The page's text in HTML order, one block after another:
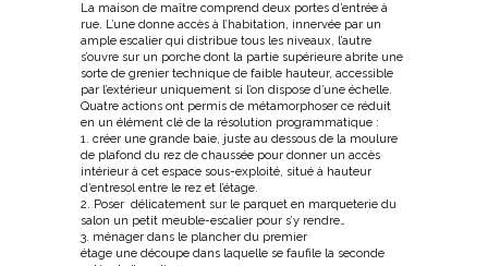
La maison de maître comprend deux portes d’entrée à
rue. L’une donne accès à l’habitation, innervée par un
ample escalier qui distribue tous les niveaux, l’autre
s’ouvre sur un porche dont la partie supérieure abrite une
sorte de grenier technique de faible hauteur, accessible
par l’extérieur uniquement si l’on dispose d’une échelle.
Quatre actions ont permis de métamorphoser ce réduit
en un élément clé de la résolution programmatique :
1. créer une grande baie, juste au dessous de la moulure
de plafond du rez de chaussée pour donner un accès
intérieur à cet espace sous-exploité, situé à hauteur
d’entresol entre le rez et l’étage.
2. Poser délicatement sur le parquet en marqueterie du
salon un petit meuble-escalier pour s’y rendre…
3. ménager dans le plancher du premier
étage une découpe dans laquelle se faufile la seconde